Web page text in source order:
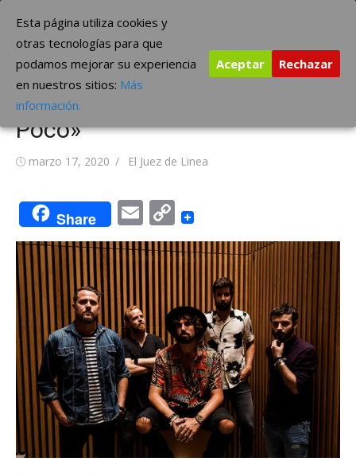
contenido
The Borderline Music
Morning Drivers presenta
Vídeo Clip titulado «Sabe a
Poco»
Publicada
marzo 17, 2020 Autor
El Juez de Linea
Share EmailCopy
Link
Esta página utiliza cookies y
otras tecnologías para que
podamos mejorar su experiencia
en nuestros sitios: Más
información.
Aceptar Rechazar